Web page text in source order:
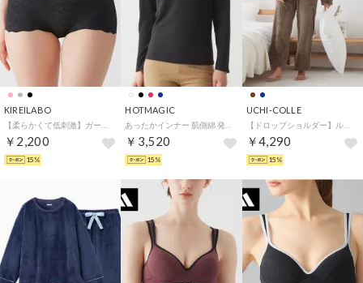
KIREILABO
￥2,200
15%
HOTMAGIC
￥3,520
15%
UCHI-COLLE
【ドロップショルダー】ルームウェア ボアフリース セットアップ （ブラウン）
￥4,290
15%